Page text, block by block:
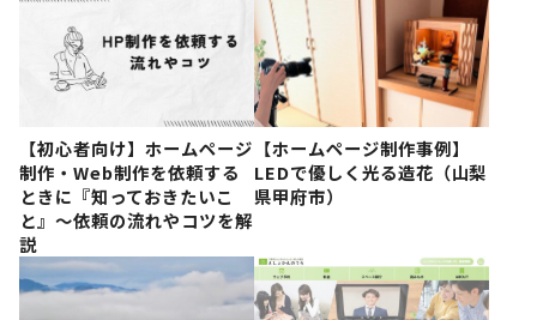
【初心者向け】ホームページ
制作・Web制作を依頼する
ときに『知っておきたいこ
と』〜依頼の流れやコツを解
説
【ホームページ制作事例】
LEDで優しく光る造花（山梨
県甲府市）